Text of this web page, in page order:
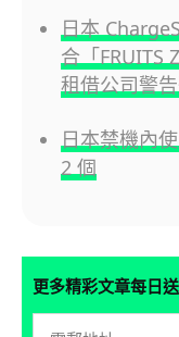
日本
合「
租借公司警
日本禁機內
2 個
更多精彩文章每日